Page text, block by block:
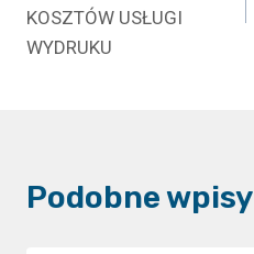
KOSZTÓW USŁUGI
WYDRUKU
Podobne wpisy